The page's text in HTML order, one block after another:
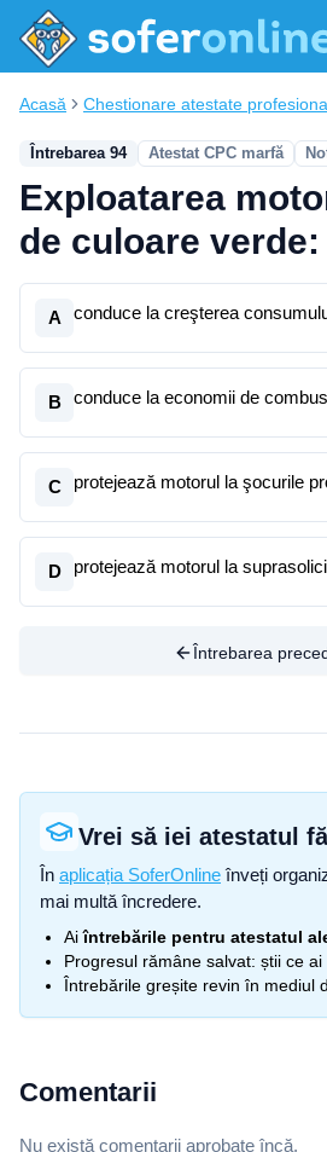
Acasă Chestionare atestate
Întrebarea 94 Atestat CPC marfă
Exploatarea
de culoare verde:
A conduce la creşterea
B conduce la economii de
C protejează motorul la şocurile
D protejează motorul la
Întrebarea
Vrei să iei atestatul
În aplicația SoferOnline înveți
mai multă încredere.
Aiîntrebările pentru atestatul
Progresul rămâne salvat: știi ce
Întrebările greșite revin în mediul
Comentarii
Nu există comentarii aprobate încă.